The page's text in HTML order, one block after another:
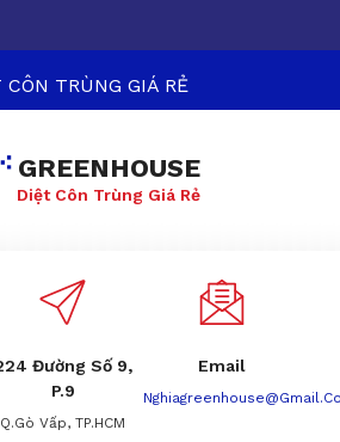
CÔN TRÙNG GIÁ RẺ
GREENHOUSE
Diệt Côn Trùng Giá Rẻ
Đường Số 9,
P.9
Q.Gò Vấp, TP.HCM
Email